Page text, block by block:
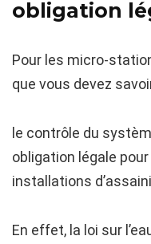
obligation
Pour les micro-
que vous devez
le contrôle du
obligation légale
installations
En effet, la loi sur